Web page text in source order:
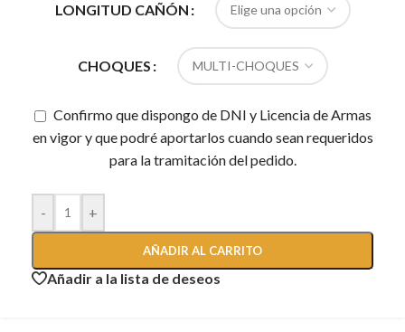
LONGITUD CAÑÓN
CHOQUES
Confirmo que dispongo de DNI y Licencia de Armas
en vigor y que podré aportarlos cuando sean requeridos
para la tramitación del pedido.
- +
AÑADIR AL CARRITO
Añadir a la lista de deseos